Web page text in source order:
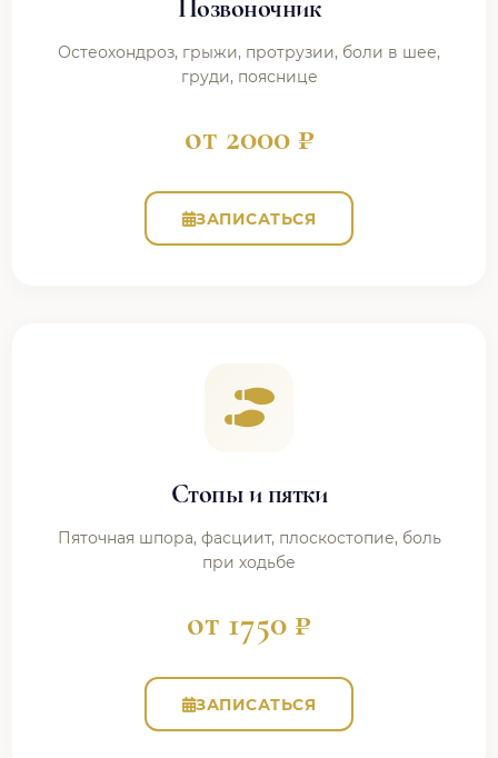
Позвоночник
Остеохондроз, грыжи, протрузии, боли в шее,
груди, пояснице
от 2000 ₽
ЗАПИСАТЬСЯ
Стопы и пятки
Пяточная шпора, фасциит, плоскостопие, боль
при ходьбе
от 1750 ₽
ЗАПИСАТЬСЯ